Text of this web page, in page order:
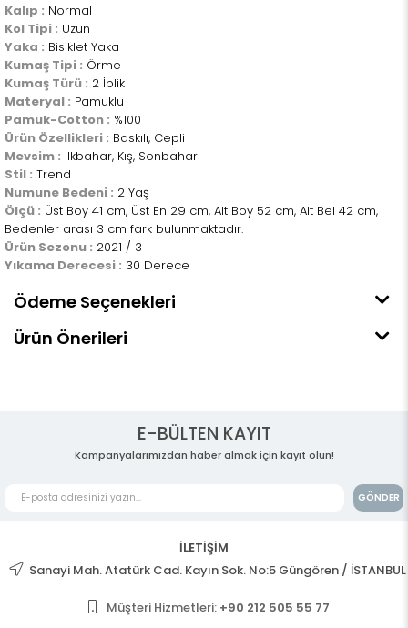
Kalıp : Normal
Kol Tipi : Uzun
Yaka : Bisiklet Yaka
Kumaş Tipi : Örme
Kumaş Türü : 2 İplik
Materyal : Pamuklu
Pamuk-Cotton : %100
Ürün Özellikleri : Baskılı, Cepli
Mevsim : İlkbahar, Kış, Sonbahar
Stil : Trend
Numune Bedeni : 2 Yaş
Ölçü : Üst Boy 41 cm, Üst En 29 cm, Alt Boy 52 cm, Alt Bel 42 cm,
Bedenler arası 3 cm fark bulunmaktadır.
Ürün Sezonu : 2021 / 3
Yıkama Derecesi : 30 Derece
Ödeme Seçenekleri
Ürün Önerileri
E-BÜLTEN KAYIT
Kampanyalarımızdan haber almak için kayıt olun!
GÖNDER
İLETİŞİM
Sanayi Mah. Atatürk Cad. Kayın Sok. No:5 Güngören / İSTANBUL
Müşteri Hizmetleri: +90 212 505 55 77